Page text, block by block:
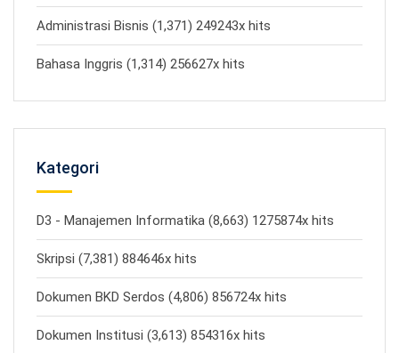
Administrasi Bisnis (1,371) 249243x hits
Bahasa Inggris (1,314) 256627x hits
Kategori
D3 - Manajemen Informatika (8,663) 1275874x hits
Skripsi (7,381) 884646x hits
Dokumen BKD Serdos (4,806) 856724x hits
Dokumen Institusi (3,613) 854316x hits